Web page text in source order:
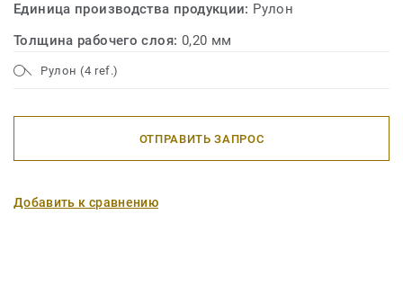
Единица производства продукции: Рулон
Толщина рабочего слоя: 0,20 мм
Рулон (4 ref.)
ОТПРАВИТЬ ЗАПРОС
Добавить к сравнению